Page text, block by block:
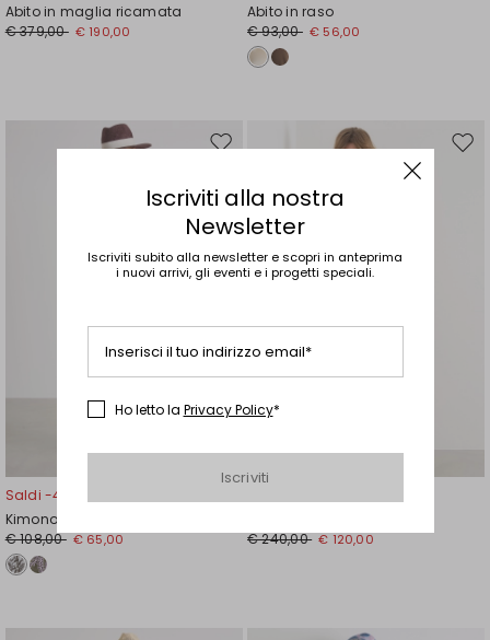
Abito in maglia ricamata
€ 379,00 € 190,00
Abito in raso
€ 93,00 € 56,00
Sposta
wishlist
Saldi -40%
Kimono in popeline ricamato
€ 108,00 € 65,00
Taglie Comode
€ 240,00 € 120,00
Iscriviti alla nostra
Newsletter
Iscriviti subito alla newsletter e scopri in anteprima
i nuovi arrivi, gli eventi e i progetti speciali.
Inserisci il tuo indirizzo email*
Ho letto la Privacy Policy*
Iscriviti